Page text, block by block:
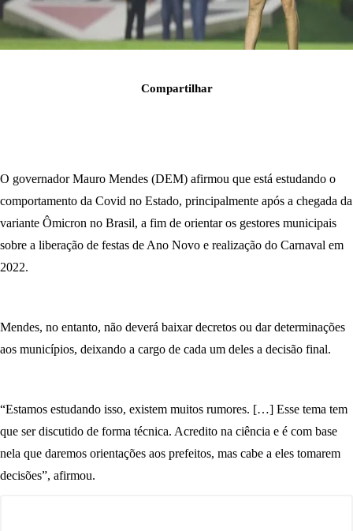
Compartilhar
O governador Mauro Mendes (DEM) afirmou que está estudando o
comportamento da Covid no Estado, principalmente após a chegada da
variante Ômicron no Brasil, a fim de orientar os gestores municipais
sobre a liberação de festas de Ano Novo e realização do Carnaval em
2022.
Mendes, no entanto, não deverá baixar decretos ou dar determinações
aos municípios, deixando a cargo de cada um deles a decisão final.
“Estamos estudando isso, existem muitos rumores. […] Esse tema tem
que ser discutido de forma técnica. Acredito na ciência e é com base
nela que daremos orientações aos prefeitos, mas cabe a eles tomarem
decisões”, afirmou.